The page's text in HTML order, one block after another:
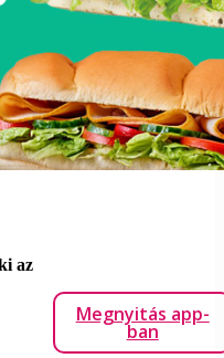
az
Megnyitás app-
ban